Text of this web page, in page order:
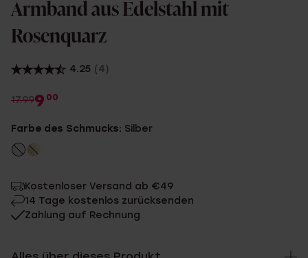
Armband aus Edelstahl mit
Rosenquarz
4.25 (4)
17.999 00
Farbe des Schmucks: Silber
Kostenloser Versand ab €49
14 Tage kostenlos zurücksenden
Zahlung auf Rechnung